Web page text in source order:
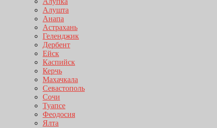
Алушта
Анапа
Астрахань
Геленджик
Дербент
Ейск
Каспийск
Керчь
Махачкала
Севастополь
Сочи
Туапсе
Феодосия
Ялта